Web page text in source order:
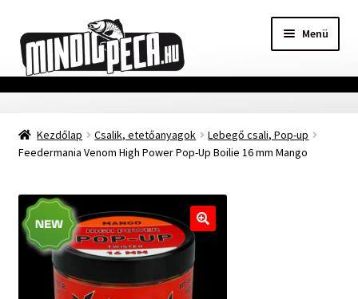
a
navigációhoz
a
tartalomba
Menü
Főoldal
Adatvédelmi nyilatkozat
Szállítási Információ
Kapcsolat
Kezdőlap Csalik, etetőanyagok
Lebegő csali, Pop-up
Feedermania Venom High Power Pop-Up Boilie 16 mm Mango